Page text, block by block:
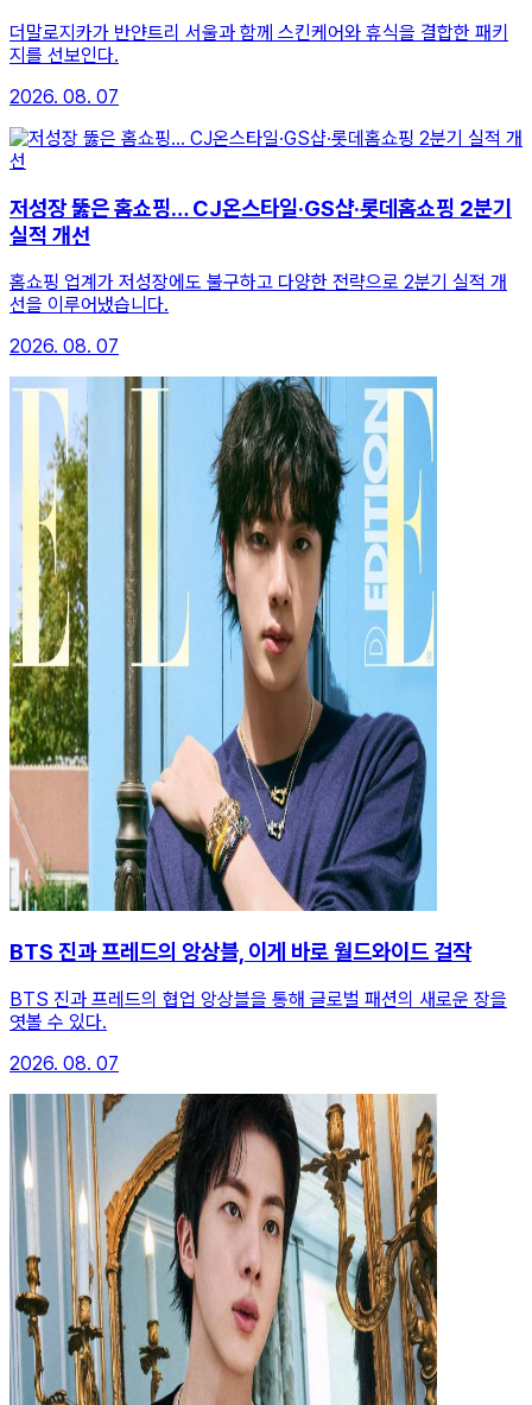
더말로지카가 반얀트리 서울과 함께 스킨케어와 휴식을 결합한 패키
지를 선보인다.
2026. 08. 07
저성장 뚫은 홈쇼핑… CJ온스타일·GS샵·롯데홈쇼핑 2분기
실적 개선
홈쇼핑 업계가 저성장에도 불구하고 다양한 전략으로 2분기 실적 개
선을 이루어냈습니다.
2026. 08. 07
BTS 진과 프레드의 앙상블, 이게 바로 월드와이드 걸작
BTS 진과 프레드의 협업 앙상블을 통해 글로벌 패션의 새로운 장을
엿볼 수 있다.
2026. 08. 07